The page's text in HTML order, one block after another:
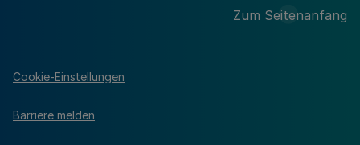
Zum Seitenanfang
Cookie-Einstellungen
Barriere melden